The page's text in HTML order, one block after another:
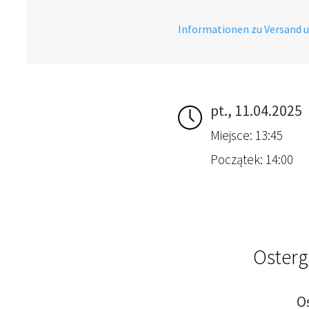
Informationen zu Versand
pt., 11.04.2025
Miejsce: 13:45
Początek: 14:00